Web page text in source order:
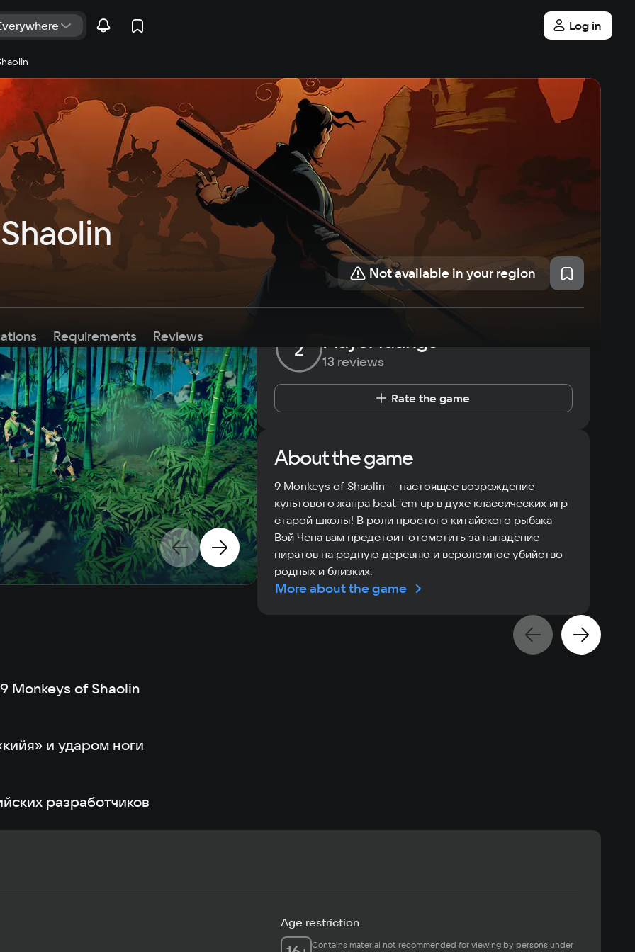
Log in
Not available in your region
Requirements Reviews
2 Player ratings
13 reviews
Rate the game
About the game
9 Monkeys of Shaolin — настоящее возрождение
культового жанра beat 'em up в духе классических игр
старой школы! В роли простого китайского рыбака
Вэй Чена вам предстоит отомстить за нападение
пиратов на родную деревню и вероломное убийство
родных и близких.
More about the game
Monkeys of Shaolin
и ударом ноги
разработчиков
Age restriction
Contains material not recommended for viewing by persons under